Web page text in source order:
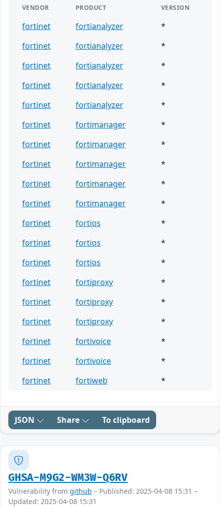
VENDOR PRODUCT VERSION
fortinet fortianalyzer
*
fortinet
fortianalyzer
*
fortinet
fortianalyzer
*
fortinet
fortianalyzer
*
fortinet
fortianalyzer
*
fortinet
fortimanager
*
fortinet
fortimanager
*
fortinet
fortimanager
*
fortinet
fortimanager
*
fortinet
fortimanager
*
fortinet
fortios
*
fortinet
fortios
*
fortinet
fortios
*
fortinet
fortiproxy
*
fortinet
fortiproxy
*
fortinet
fortiproxy
*
fortinet
fortivoice
*
fortinet
fortivoice
*
fortinet
fortiweb *
JSON Share To clipboard
GHSA-M9G2-WM3W-Q6RV
Vulnerability from github – Published: 2025-04-08 15:31 –
Updated: 2025-04-08 15:31